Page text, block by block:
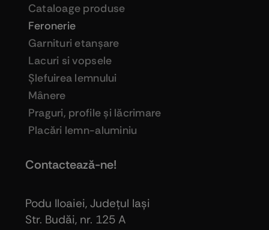
Cataloage produse
Feronerie
Garnituri etanşare
Lacuri si vopsele
Şlefuirea lemnului
Mânere
Praguri, profile şi lăcrimare
Placări lemn-aluminiu
Contactează-ne!
Podu Iloaiei, Judeţul Iaşi
Str. Budăi, nr. 125 A